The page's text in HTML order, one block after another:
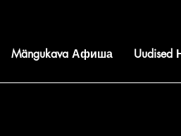
Mängukava Афиша Uudised